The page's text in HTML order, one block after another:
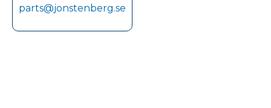
parts@jonstenberg.se